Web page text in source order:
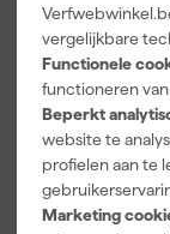
vergelijkbare
Functionele
functioneren
Beperkt
website te
profielen aan te
Marketing
50mx24mm
Morgen
bezorgd
3,99
incl. BTW